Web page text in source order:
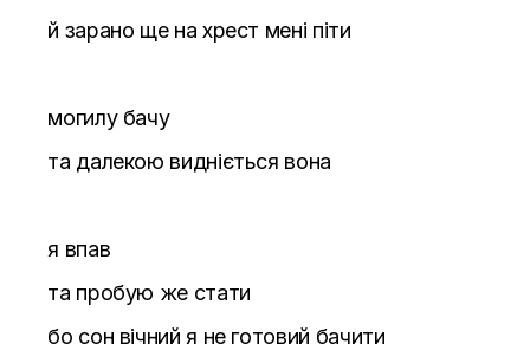
й зарано ще на хрест мені піти
могилу бачу
та далекою видніється вона
я впав
та пробую же стати
бо сон вічний я не готовий бачити